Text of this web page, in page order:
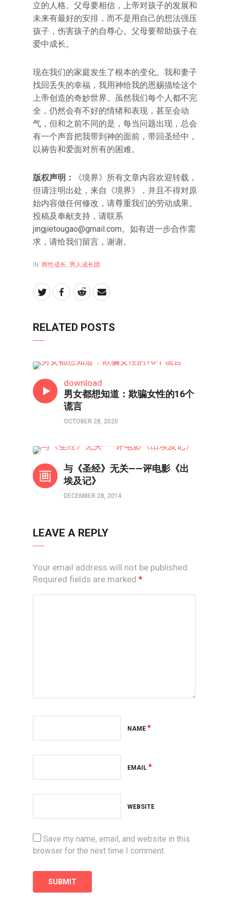
立的人格。父母要相信，上帝对孩子的发展和
未来有最好的安排，而不是用自己的想法强压
孩子，伤害孩子的自尊心。父母要帮助孩子在
爱中成长。
现在我们的家庭发生了根本的变化。我和妻子
找回丢失的幸福，我用神给我的恩赐描绘这个
上帝创造的奇妙世界。虽然我们每个人都不完
全，仍然会有不好的情绪和表现，甚至会动
气，但和之前不同的是，每当问题出现，总会
有一个声音把我带到神的面前，带回圣经中，
以祷告和爱面对所有的困难。
版权声明：
《境界》所有文章内容欢迎转载，
但请注明出处，来自《境界》，并且不得对原
始内容做任何修改，请尊重我们的劳动成果。
投稿及奉献支持，请联系
jingjietougao@gmail.com。如有进一步合作需
求，请给我们留言，谢谢。
IN: 两性成长, 男人成长团
RELATED POSTS
download
男女都想知道：欺骗女性的16个
谎言
OCTOBER 28, 2020
与《圣经》无关——评电影《出
埃及记》
DECEMBER 28, 2014
LEAVE A REPLY
Your email address will not be published.
Required fields are marked *
NAME *
EMAIL *
WEBSITE
Save my name, email, and website in this
browser for the next time I comment.